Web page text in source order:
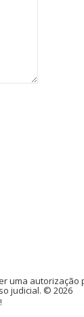
uma
judicial. © 2026